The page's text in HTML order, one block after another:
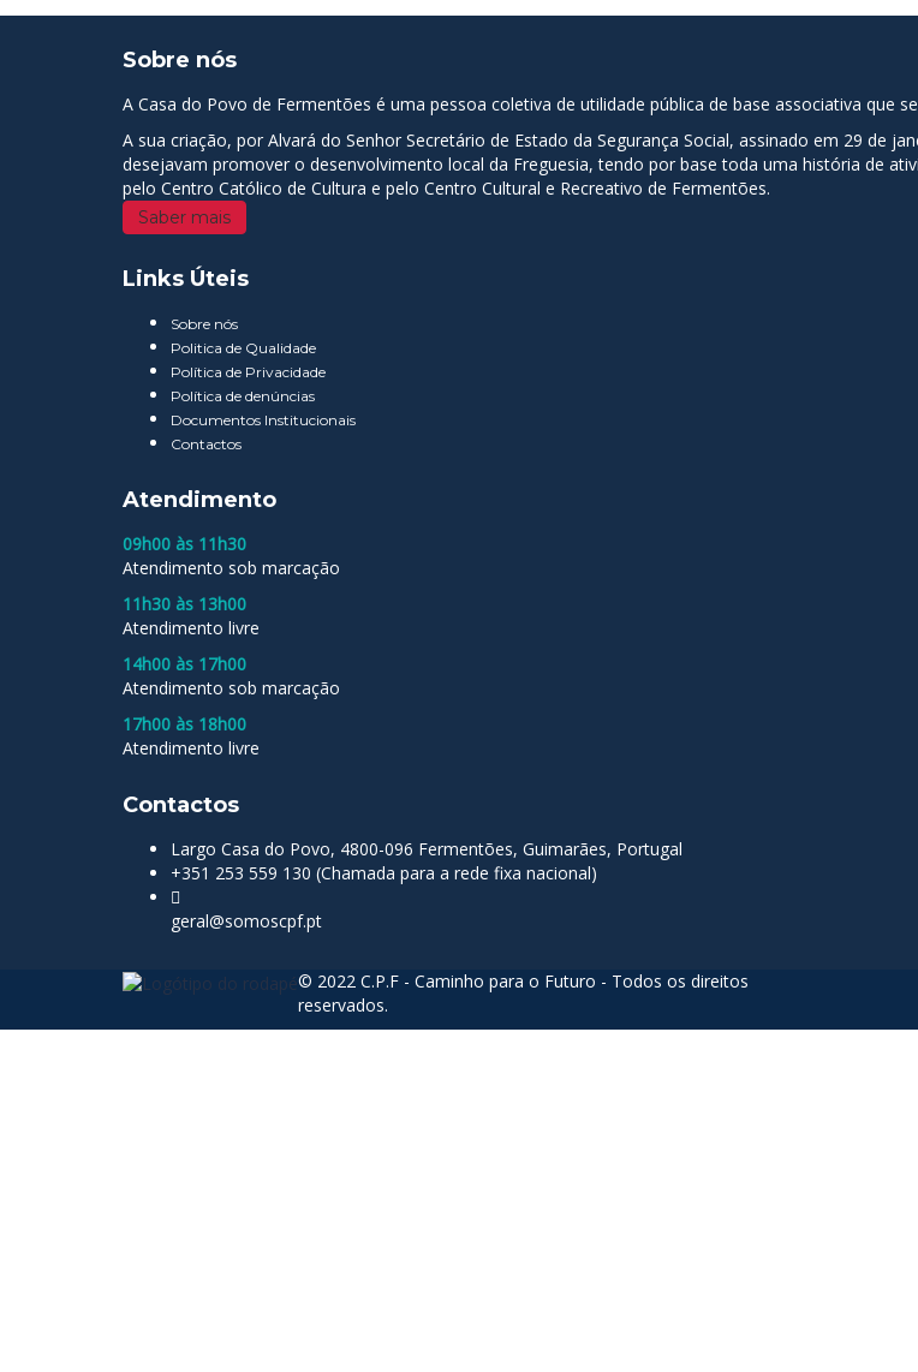
Sobre nós
A Casa do Povo de Fermentões é uma pessoa coletiva de utilidade pública de base associativa que
A sua criação, por Alvará do Senhor Secretário de Estado da Segurança Social, assinado em 29 de
desejavam promover o desenvolvimento local da Freguesia, tendo por base toda uma história de
pelo Centro Católico de Cultura e pelo Centro Cultural e Recreativo de Fermentões.
Saber mais
Links Úteis
Sobre nós
Politica de Qualidade
Política de Privacidade
Política de denúncias
Documentos Institucionais
Contactos
Atendimento
09h00 às 11h30
Atendimento sob marcação
11h30 às 13h00
Atendimento livre
14h00 às 17h00
Atendimento sob marcação
17h00 às 18h00
Atendimento livre
Contactos
Largo Casa do Povo, 4800-096 Fermentões, Guimarães, Portugal
+351 253 559 130 (Chamada para a rede fixa nacional)
geral@somoscpf.pt
© 2022 C.P.F - Caminho para o Futuro - Todos os direitos
reservados.